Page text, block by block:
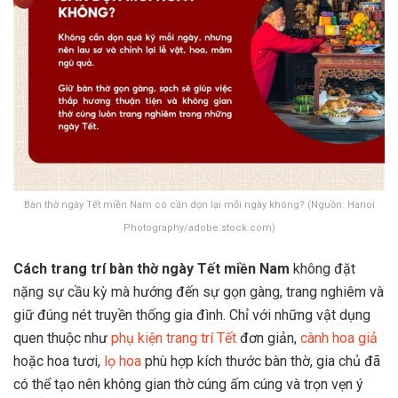
Bàn thờ ngày Tết miền Nam có cần dọn lại mỗi ngày không? (Nguồn: Hanoi
Photography/adobe.stock.com)
Cách trang trí bàn thờ ngày Tết miền Nam không đặt
nặng sự cầu kỳ mà hướng đến sự gọn gàng, trang nghiêm và
giữ đúng nét truyền thống gia đình. Chỉ với những vật dụng
quen thuộc như phụ kiện trang trí Tết đơn giản, cành hoa giả
hoặc hoa tươi, lọ hoa phù hợp kích thước bàn thờ, gia chủ đã
có thể tạo nên không gian thờ cúng ấm cúng và trọn vẹn ý